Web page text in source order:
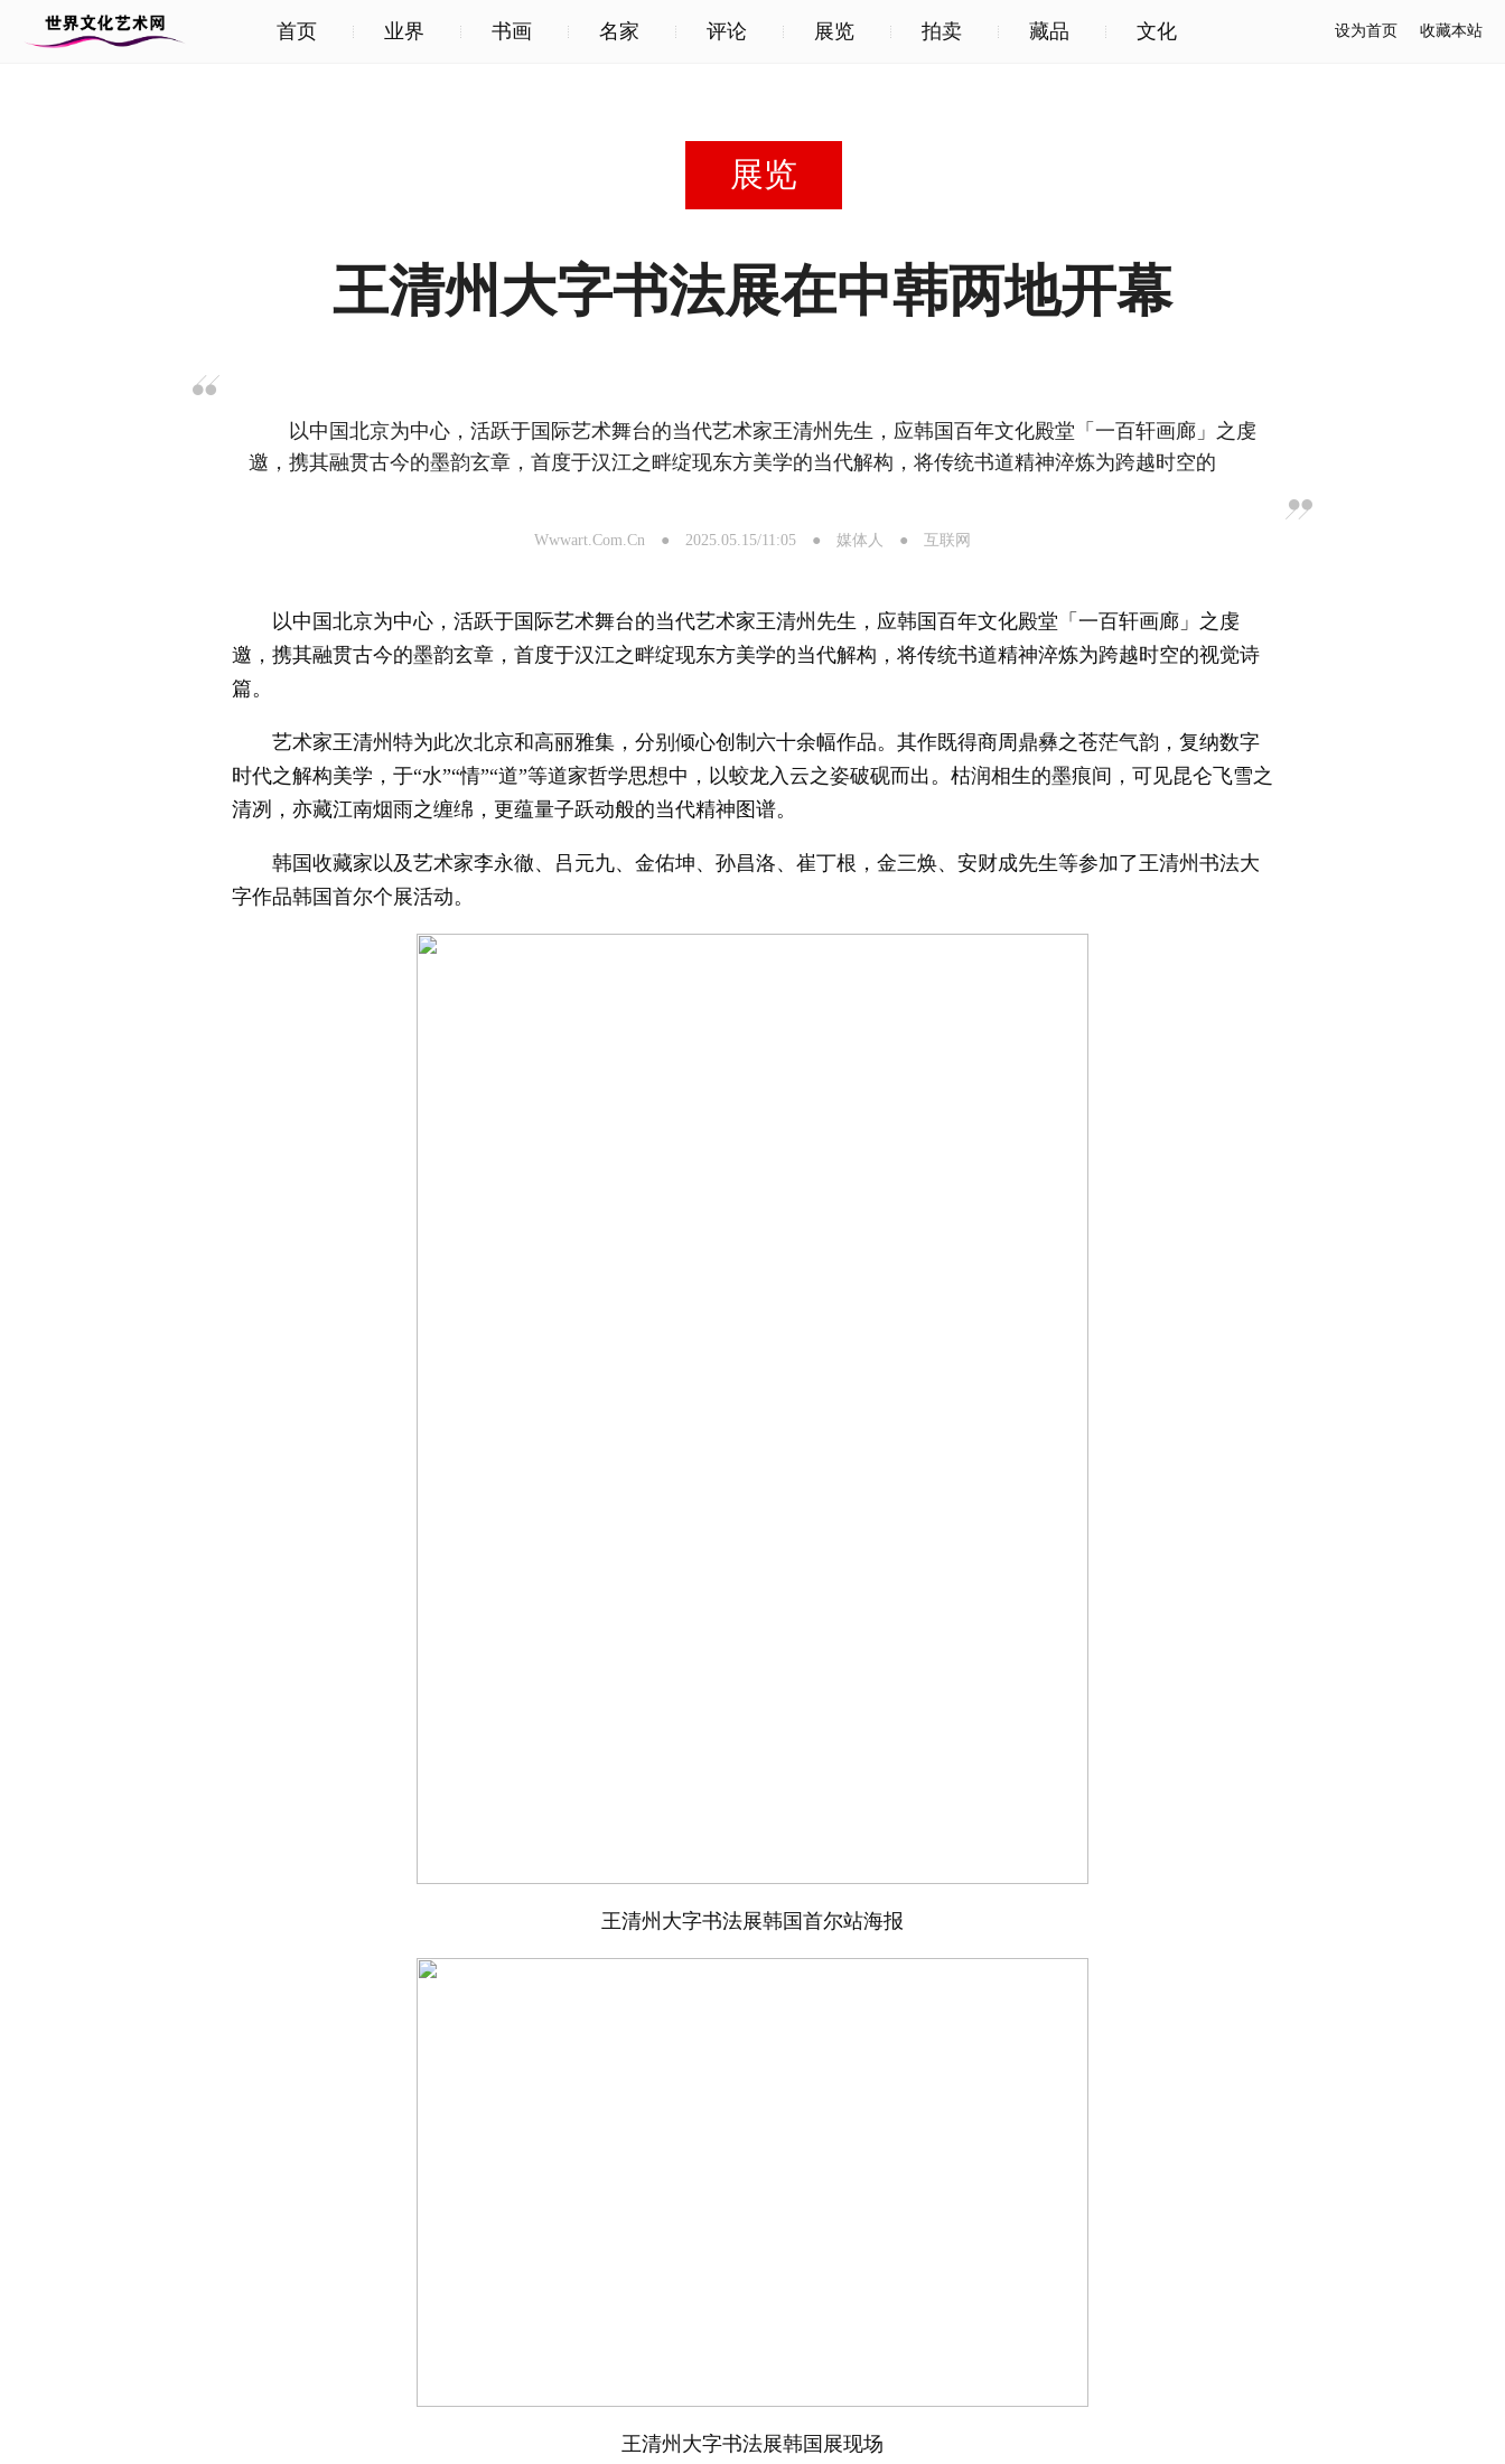
首页 业界 书画 名家 评论 展览 拍卖 藏品 文化 设为首页 收藏本站
展览
王清州大字书法展在中韩两地开幕
以中国北京为中心，活跃于国际艺术舞台的当代艺术家王清州先生，应韩国百年文化殿堂「一百轩画廊」之虔
邀，携其融贯古今的墨韵玄章，首度于汉江之畔绽现东方美学的当代解构，将传统书道精神淬炼为跨越时空的
Wwwart.Com.Cn ● 2025.05.15/11:05 ● 媒体人 ● 互联网
以中国北京为中心，活跃于国际艺术舞台的当代艺术家王清州先生，应韩国百年文化殿堂「一百轩画廊」之虔
邀，携其融贯古今的墨韵玄章，首度于汉江之畔绽现东方美学的当代解构，将传统书道精神淬炼为跨越时空的视觉诗
篇。
艺术家王清州特为此次北京和高丽雅集，分别倾心创制六十余幅作品。其作既得商周鼎彝之苍茫气韵，复纳数字
时代之解构美学，于“水”“情”“道”等道家哲学思想中，以蛟龙入云之姿破砚而出。枯润相生的墨痕间，可见昆仑飞雪之
清冽，亦藏江南烟雨之缠绵，更蕴量子跃动般的当代精神图谱。
韩国收藏家以及艺术家李永徹、吕元九、金佑坤、孙昌洛、崔丁根，金三焕、安财成先生等参加了王清州书法大
字作品韩国首尔个展活动。
王清州大字书法展韩国首尔站海报
王清州大字书法展韩国展现场